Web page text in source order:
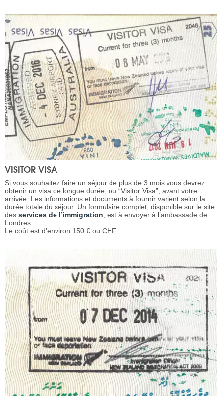
VISITOR VISA
Si vous souhaitez faire un séjour de plus de 3 mois vous devrez
obtenir un visa de longue durée, ou “Visitor Visa”, avant votre
arrivée. Les informations et documents à fournir varient selon la
durée totale du séjour. Un formulaire complet, disponible sur le site
des services de l’immigration , est à envoyer à l’ambassade de
Londres.
Le coût est d’environ 150 € ou CHF